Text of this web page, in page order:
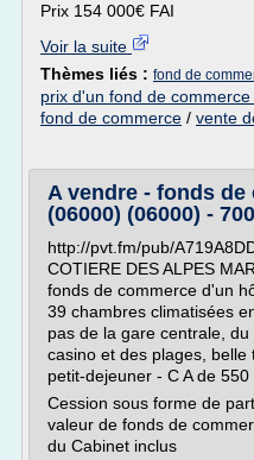
Prix 154 000€ FAI
Voir la suite
Thèmes liés : fond de
prix d'un fond de
fond de commerce / vente
A vendre - fonds de
(06000) (06000) -
http://pvt.fm/pub/
COTIERE DES ALPES
fonds de commerce d'un
39 chambres climatisées
pas de la gare centrale,
casino et des plages, belle
petit-dejeuner - C A de 550
Cession sous forme de
valeur de fonds de
du Cabinet inclus